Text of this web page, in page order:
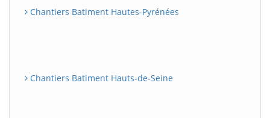
Chantiers Batiment Hautes-Pyrénées
Chantiers Batiment Hauts-de-Seine